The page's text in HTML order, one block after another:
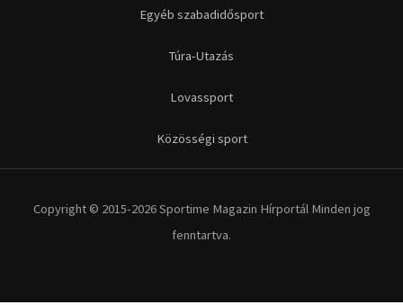
Egyéb szabadidősport
Túra-Utazás
Lovassport
Közösségi sport
Copyright © 2015-2026 Sportime Magazin Hírportál Minden jog
fenntartva.